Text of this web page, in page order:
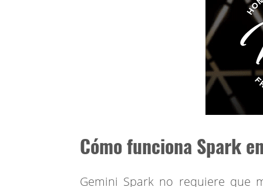
Cómo funciona Spark
Gemini Spark no requiere que